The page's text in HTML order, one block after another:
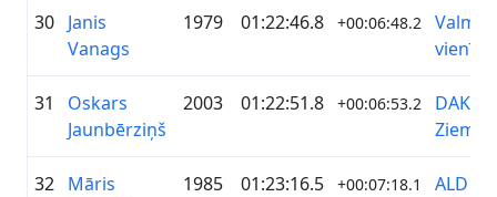
30 Janis
Vanags
1979 01:22:46.8 +00:06:48.2
vienība
31
Oskars
Jaunbērziņš
2003 01:22:51.8 +00:06:53.2
DAKO
32 Māris
1985 01:23:16.5 +00:07:18.1
ALD